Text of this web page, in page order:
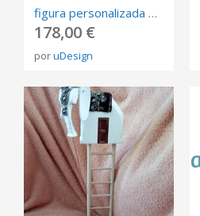
figura personalizada de fotos, 3D retrato Biscuit, muñeca de arte mini me personalizada
178,00 €
poruDesign